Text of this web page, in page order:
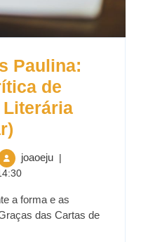
Paulina:
de
joaoeju |
a forma e as
das Cartas de